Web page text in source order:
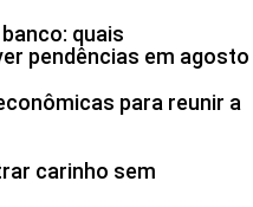
quais
pendências em agosto
para reunir a
carinho sem